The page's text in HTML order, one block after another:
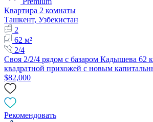
Квартира 2 комнаты
Ташкент, Узбекистан
2
62 м²
2/4
Своя 2/2/4 рядом с базаром Кадышева 62
квадратной прихожей с новым
$82,000
Рекомендовать